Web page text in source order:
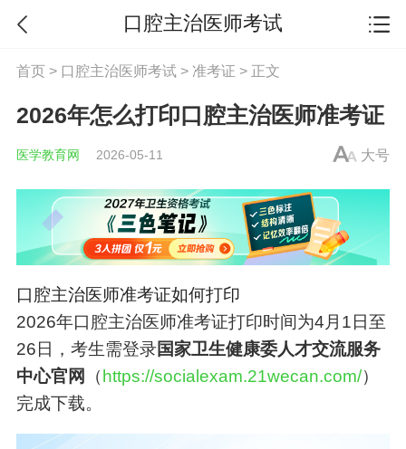
口腔主治医师考试
首页> 口腔主治医师考试 > 准考证 > 正文
2026年怎么打印口腔主治医师准考证
医学教育网 2026-05-11 大号
口腔主治医师准考证如何打印
2026年口腔主治医师准考证打印时间为4月1日至
26日，考生需登录国家卫生健康委人才交流服务
中心官网
（ https://socialexam.21wecan.com/）
完成下载。